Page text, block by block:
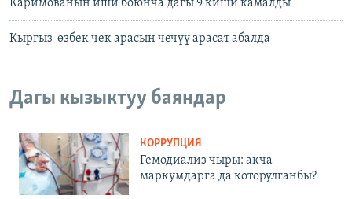
Каримованын иши боюнча дагы 9 киши камалды
Кыргыз-өзбек чек арасын чечүү арасат абалда
Дагы кызыктуу баяндар
КОРРУПЦИЯ
Гемодиализ чыры: акча
маркумдарга да которулганбы?